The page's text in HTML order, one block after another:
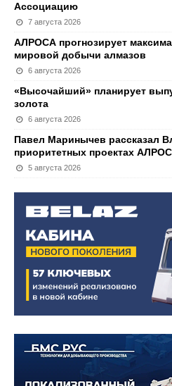
Ассоциацию
7 августа 2026
АЛРОСА прогнозирует
мировой добычи алмазов
6 августа 2026
«Высочайший» планирует
золота
6 августа 2026
Павел Маринычев рассказал
приоритетных проектах
5 августа 2026